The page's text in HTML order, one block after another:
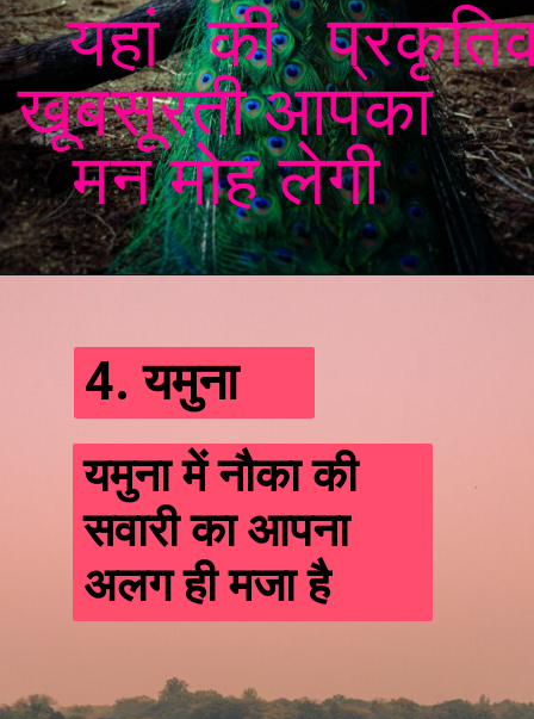
यहां की
खूबसूरती आपका
मन मोह लेगी
4. यमुना
यमुना में नौका की
सवारी का आपना
अलग ही मजा है